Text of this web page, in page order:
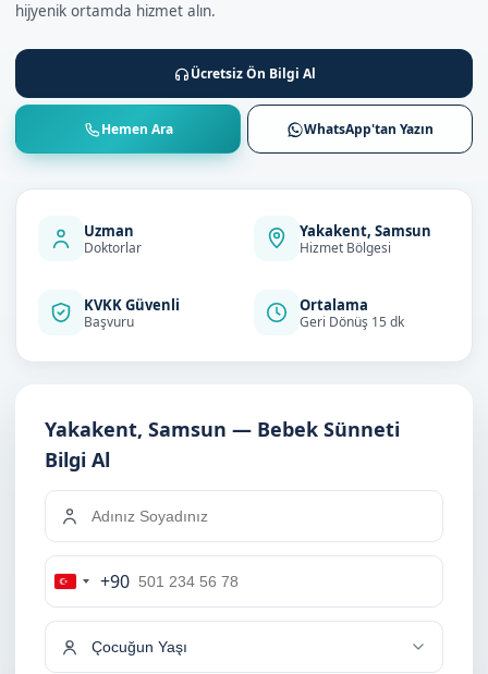
hijyenik ortamda hizmet alın.
Ücretsiz Ön Bilgi Al
Hemen Ara WhatsApp'tan Yazın
Uzman
Doktorlar
Yakakent, Samsun
Hizmet Bölgesi
KVKK Güvenli
Başvuru
Ortalama
Geri Dönüş 15 dk
Yakakent, Samsun — Bebek Sünneti
Bilgi Al
Turkey
+90
+90